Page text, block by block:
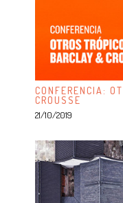
CONFERENCIA:
CROUSSE
21/10/2019